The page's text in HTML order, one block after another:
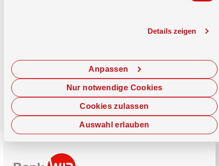
Details zeigen
Cookies zulassen
Anpassen
Auswahl erlauben
Nur notwendige Cookies
Jetzt chatten